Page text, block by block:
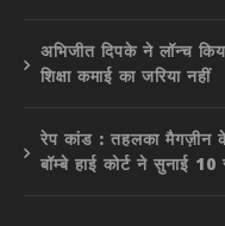
अभिजीत दिपके ने लॉन्च
शिक्षा कमाई का जरिया नहीं
रेप कांड : तहलका मैगज़ीन
बॉम्बे हाई कोर्ट ने सुनाई